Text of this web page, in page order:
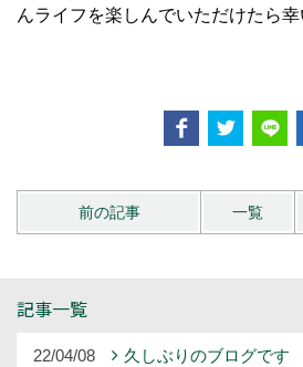
んライフを楽しんでいただけたら幸
前の記事 一覧
記事一覧
22/04/08 久しぶりのブログです